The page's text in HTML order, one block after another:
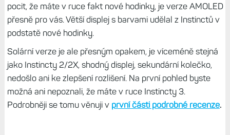
pocit, že máte v ruce fakt nové hodinky, je verze AMOLED
přesně pro vás. Větší displej s barvami udělal z Instinctů v
podstatě nové hodinky.
Solární verze je ale přesným opakem, je víceméně stejná
jako Instincty 2/2X, shodný displej, sekundární kolečko,
nedošlo ani ke zlepšení rozlišení. Na první pohled byste
možná ani nepoznali, že máte v ruce Instincty 3.
Podrobněji se tomu věnuji v první části podrobné recenze.